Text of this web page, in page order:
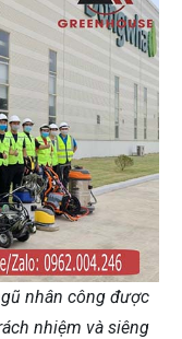
nhân công được
nhiệm và siêng